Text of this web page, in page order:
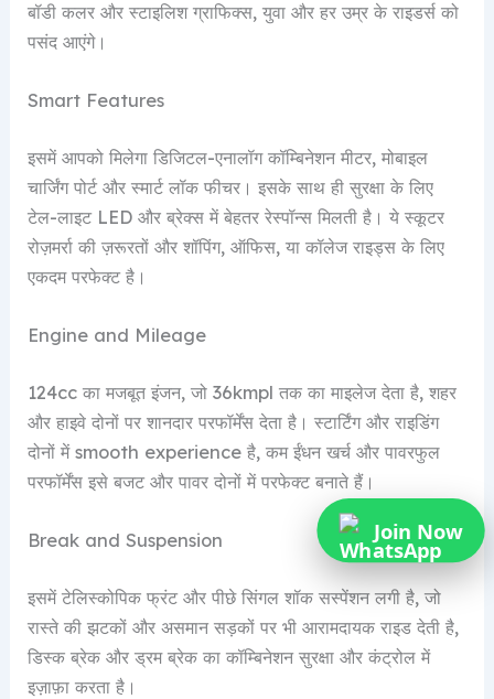
बॉडी कलर और स्टाइलिश ग्राफिक्स, युवा और हर उम्र के राइडर्स को
पसंद आएंगे।
Smart Features
इसमें आपको मिलेगा डिजिटल-एनालॉग कॉम्बिनेशन मीटर, मोबाइल
चार्जिंग पोर्ट और स्मार्ट लॉक फीचर। इसके साथ ही सुरक्षा के लिए
टेल-लाइट LED और ब्रेक्स में बेहतर रेस्पॉन्स मिलती है। ये स्कूटर
रोज़मर्रा की ज़रूरतों और शॉपिंग, ऑफिस, या कॉलेज राइड्स के लिए
एकदम परफेक्ट है।
Engine and Mileage
124cc का मजबूत इंजन, जो 36kmpl तक का माइलेज देता है, शहर
और हाइवे दोनों पर शानदार परफॉर्मेंस देता है। स्टार्टिंग और राइडिंग
दोनों में smooth experience है, कम ईंधन खर्च और पावरफुल
परफॉर्मेंस इसे बजट और पावर दोनों में परफेक्ट बनाते हैं।
Break and Suspension
इसमें टेलिस्कोपिक फ्रंट और पीछे सिंगल शॉक सस्पेंशन लगी है, जो
रास्ते की झटकों और असमान सड़कों पर भी आरामदायक राइड देती है,
डिस्क ब्रेक और ड्रम ब्रेक का कॉम्बिनेशन सुरक्षा और कंट्रोल में
इज़ाफ़ा करता है।
Join Now